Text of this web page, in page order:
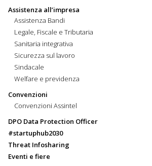
Assistenza all’impresa
Assistenza Bandi
Legale, Fiscale e Tributaria
Sanitaria integrativa
Sicurezza sul lavoro
Sindacale
Welfare e previdenza
Convenzioni
Convenzioni Assintel
DPO Data Protection Officer
#startuphub2030
Threat Infosharing
Eventi e fiere